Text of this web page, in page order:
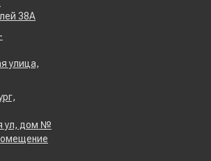
38А
улица,
ул, дом №